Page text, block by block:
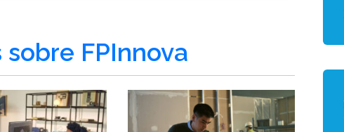
FPInnova